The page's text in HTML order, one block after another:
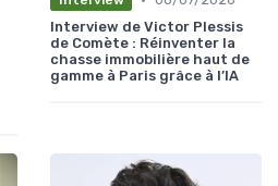
Interview de Victor Plessis
de Comète : Réinventer la
chasse immobilière haut de
gamme à Paris grâce à l’IA